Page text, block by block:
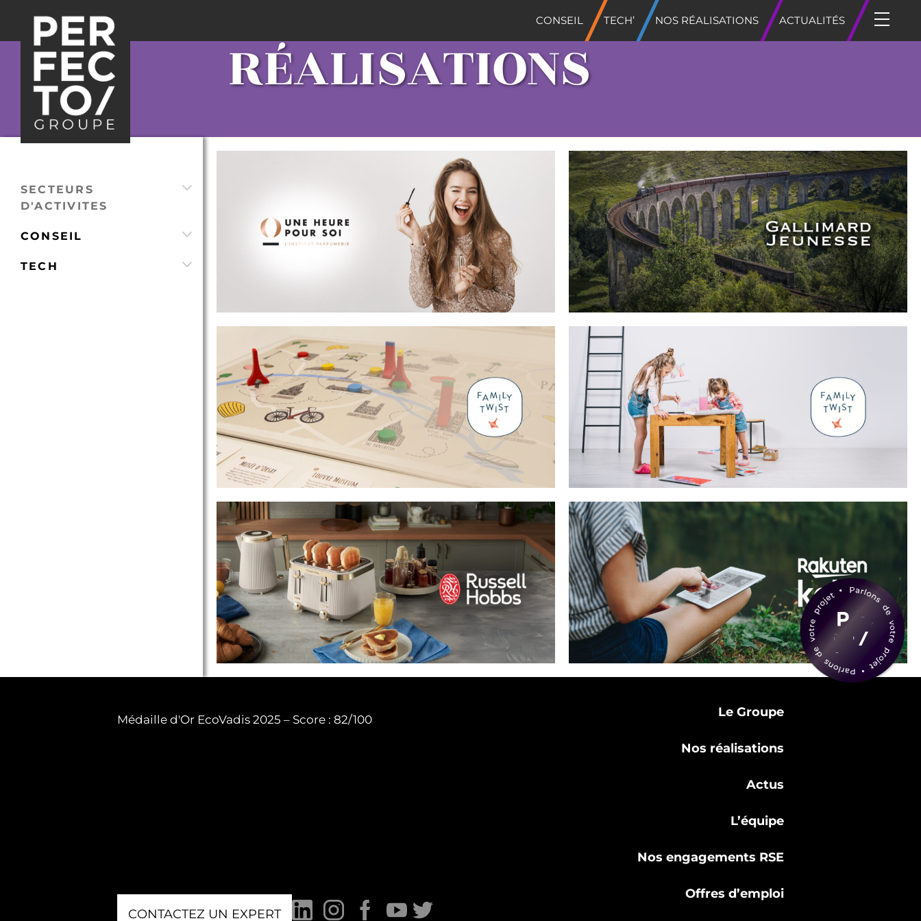
CONSEIL TECH’ NOS RÉALISATIONS ACTUALITÉS
RÉALISATIONS
SECTEURS
D'ACTIVITES
CONSEIL
TECH
Médaille d'Or EcoVadis 2025 – Score : 82/100
CONTACTEZ UN EXPERT
Le Groupe
Nos réalisations
Actus
L’équipe
Nos engagements RSE
Offres d’emploi